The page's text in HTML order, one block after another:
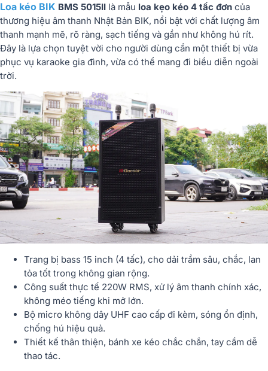
Loa kéo BIK BMS 5015II là mẫu loa kẹo kéo 4 tấc đơn của
thương hiệu âm thanh Nhật Bản BIK, nổi bật với chất lượng âm
thanh mạnh mẽ, rõ ràng, sạch tiếng và gần như không hú rít.
Đây là lựa chọn tuyệt vời cho người dùng cần một thiết bị vừa
phục vụ karaoke gia đình, vừa có thể mang đi biểu diễn ngoài
trời.
Trang bị bass 15 inch (4 tấc), cho dải trầm sâu, chắc, lan
tỏa tốt trong không gian rộng.
Công suất thực tế 220W RMS, xử lý âm thanh chính xác,
không méo tiếng khi mở lớn.
Bộ micro không dây UHF cao cấp đi kèm, sóng ổn định,
chống hú hiệu quả.
Thiết kế thân thiện, bánh xe kéo chắc chắn, tay cầm dễ
thao tác.